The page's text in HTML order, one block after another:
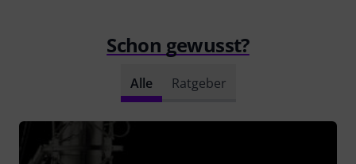
Schon gewusst?
Alle Ratgeber